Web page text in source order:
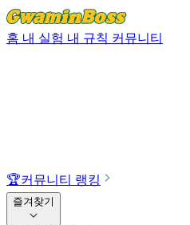
홈 내 실험 내 규칙 커뮤니티
🏆커뮤니티 랭킹
즐겨찾기